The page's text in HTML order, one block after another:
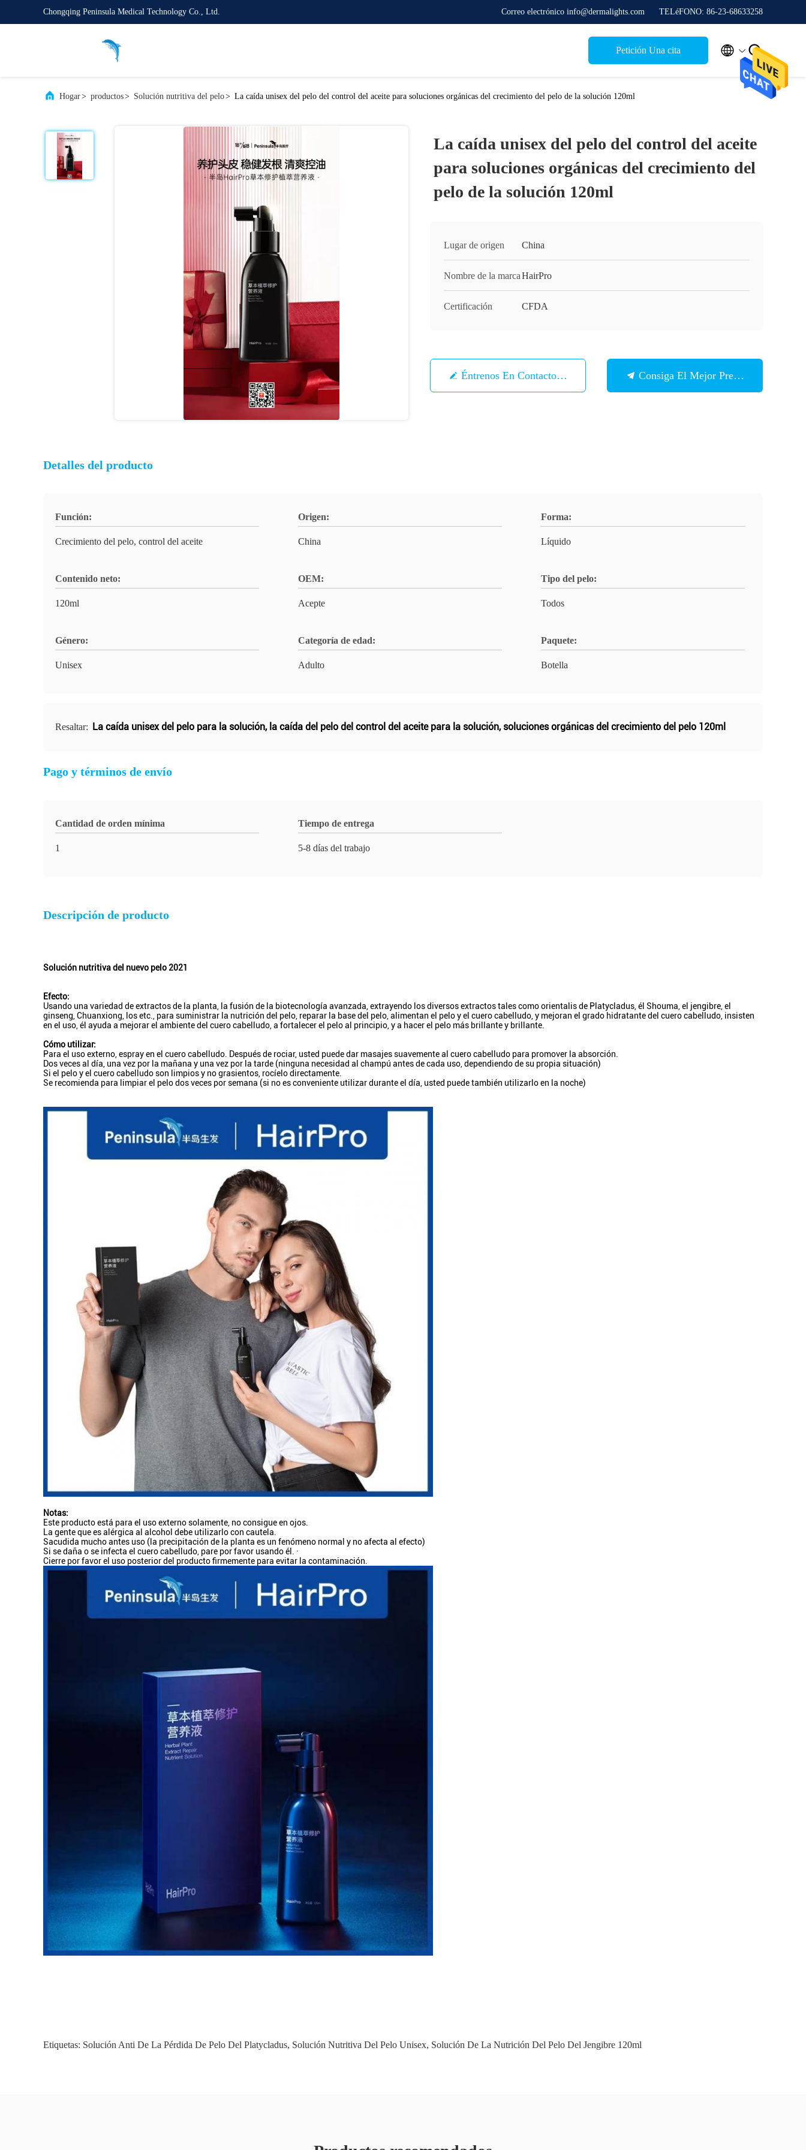
Chongqing Peninsula Medical Technology Co., Ltd. Correo electrónico info@dermalights.com TELéFONO: 86-23-68633258
Petición Una cita  
Hogar> productos> Solución nutritiva del pelo> La caída unisex del pelo del control del aceite para soluciones orgánicas del crecimiento del pelo de la solución 120ml
La caída unisex del pelo del control del aceite
para soluciones orgánicas del crecimiento del
pelo de la solución 120ml
Lugar de origen China
Nombre de la marcaHairPro
Certificación CFDA
Éntrenos En Contacto Con Consiga El Mejor Precio
Detalles del producto
Función:
Crecimiento del pelo, control del aceite
Origen:
China
Forma:
Líquido
Contenido neto:
120ml
OEM:
Acepte
Tipo del pelo:
Todos
Género:
Unisex
Categoría de edad:
Adulto
Paquete:
Botella
Resaltar: La caída unisex del pelo para la solución, la caída del pelo del control del aceite para la solución, soluciones orgánicas del crecimiento del pelo 120ml
Pago y términos de envío
Cantidad de orden mínima
1
Tiempo de entrega
5-8 días del trabajo
Descripción de producto
Solución nutritiva del nuevo pelo 2021
Efecto:
Usando una variedad de extractos de la planta, la fusión de la biotecnología avanzada, extrayendo los diversos extractos tales como orientalis de Platycladus, él Shouma, el jengibre, el
ginseng, Chuanxiong, los etc., para suministrar la nutrición del pelo, reparar la base del pelo, alimentan el pelo y el cuero cabelludo, y mejoran el grado hidratante del cuero cabelludo, insisten
en el uso, él ayuda a mejorar el ambiente del cuero cabelludo, a fortalecer el pelo al principio, y a hacer el pelo más brillante y brillante.
Cómo utilizar:
Para el uso externo, espray en el cuero cabelludo. Después de rociar, usted puede dar masajes suavemente al cuero cabelludo para promover la absorción.
Dos veces al día, una vez por la mañana y una vez por la tarde (ninguna necesidad al champú antes de cada uso, dependiendo de su propia situación)
Si el pelo y el cuero cabelludo son limpios y no grasientos, rocíelo directamente.
Se recomienda para limpiar el pelo dos veces por semana (si no es conveniente utilizar durante el día, usted puede también utilizarlo en la noche)
Notas:
Este producto está para el uso externo solamente, no consigue en ojos.
La gente que es alérgica al alcohol debe utilizarlo con cautela.
Sacudida mucho antes uso (la precipitación de la planta es un fenómeno normal y no afecta al efecto)
Si se daña o se infecta el cuero cabelludo, pare por favor usando él. ·
Cierre por favor el uso posterior del producto firmemente para evitar la contaminación.
Etiquetas: Solución Anti De La Pérdida De Pelo Del Platycladus, Solución Nutritiva Del Pelo Unisex, Solución De La Nutrición Del Pelo Del Jengibre 120ml